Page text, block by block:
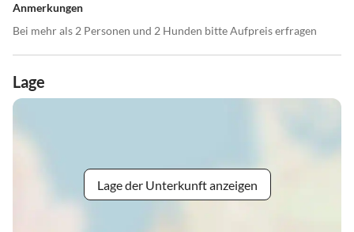
Anmerkungen
Bei mehr als 2 Personen und 2 Hunden bitte Aufpreis erfragen
Lage
Lage der Unterkunft anzeigen